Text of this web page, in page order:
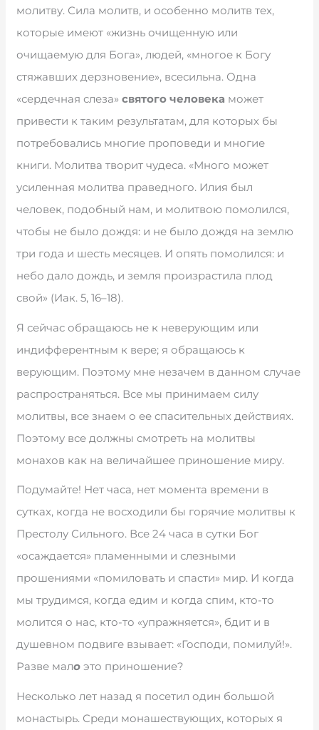
молитву. Сила молитв, и особенно молитв тех,
которые имеют «жизнь очищенную или
очищаемую для Бога», людей, «многое к Богу
стяжавших дерзновение», всесильна. Одна
«сердечная слеза»святого человека может
привести к таким результатам, для которых бы
потребовались многие проповеди и многие
книги. Молитва творит чудеса. «Много может
усиленная молитва праведного. Илия был
человек, подобный нам, и молитвою помолился,
чтобы не было дождя: и не было дождя на землю
три года и шесть месяцев. И опять помолился: и
небо дало дождь, и земля произрастила плод
свой» (Иак. 5, 16–18).
Я сейчас обращаюсь не к неверующим или
индифферентным к вере; я обращаюсь к
верующим. Поэтому мне незачем в данном случае
распространяться. Все мы принимаем силу
молитвы, все знаем о ее спасительных действиях.
Поэтому все должны смотреть на молитвы
монахов как на величайшее приношение миру.
Подумайте! Нет часа, нет момента времени в
сутках, когда не восходили бы горячие молитвы к
Престолу Сильного. Все 24 часа в сутки Бог
«осаждается» пламенными и слезными
прошениями «помиловать и спасти» мир. И когда
мы трудимся, когда едим и когда спим, кто-то
молится о нас, кто-то «упражняется», бдит и в
душевном подвиге взывает: «Господи, помилуй!».
Разве мало это приношение?
Несколько лет назад я посетил один большой
монастырь. Среди монашествующих, которых я